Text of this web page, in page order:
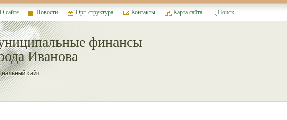
финансы
Иванова
О сайте Новости Орг. структура Контакты Карта сайта Поиск